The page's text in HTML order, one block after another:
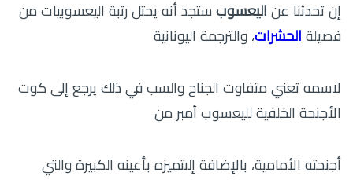
إن تحدثنا عن اليعسوب ستجد أنه يحتل رتبة اليعسوبيات من
فصيلة الحشرات، والترجمة اليونانية
لاسمه تعني متفاوت الجناح والسب في ذلك يرجع إلى كوت
الأجنحة الخلفية لليعسوب أمبر من
أجنحته الأمامية، بالإضافة إلىتميزه بأعينه الكبيرة والتي